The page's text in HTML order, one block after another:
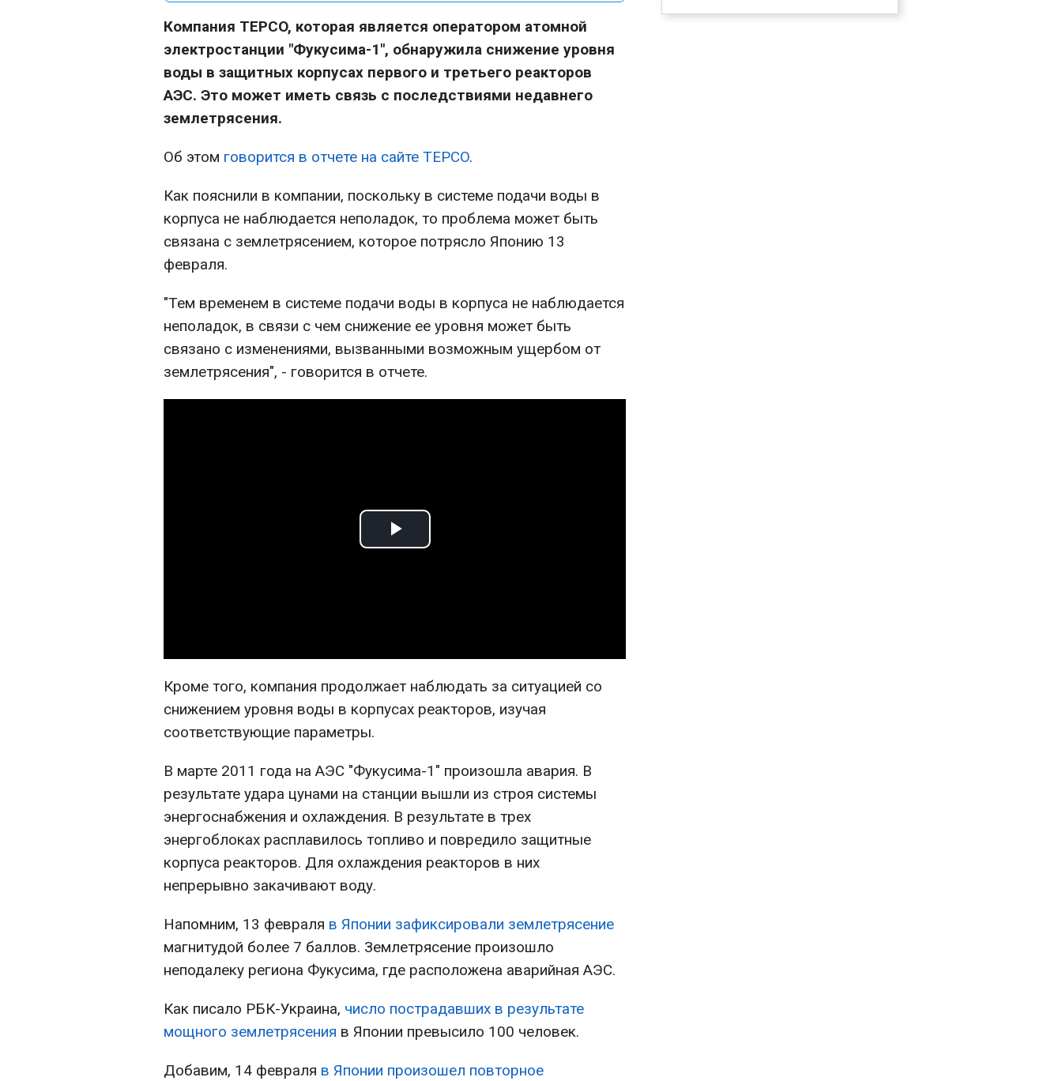
Компания TEPCO, которая является оператором атомной
электростанции "Фукусима-1", обнаружила снижение уровня
воды в защитных корпусах первого и третьего реакторов
АЭС. Это может иметь связь с последствиями недавнего
землетрясения.
Об этом говорится в отчете на сайте TEPCO.
Как пояснили в компании, поскольку в системе подачи воды в
корпуса не наблюдается неполадок, то проблема может быть
связана с землетрясением, которое потрясло Японию 13
февраля.
"Тем временем в системе подачи воды в корпуса не наблюдается
неполадок, в связи с чем снижение ее уровня может быть
связано с изменениями, вызванными возможным ущербом от
землетрясения", - говорится в отчете.
Play
Кроме того, компания продолжает наблюдать за ситуацией со
снижением уровня воды в корпусах реакторов, изучая
соответствующие параметры.
В марте 2011 года на АЭС "Фукусима-1" произошла авария. В
результате удара цунами на станции вышли из строя системы
энергоснабжения и охлаждения. В результате в трех
энергоблоках расплавилось топливо и повредило защитные
корпуса реакторов. Для охлаждения реакторов в них
непрерывно закачивают воду.
Напомним, 13 февраля в Японии зафиксировали землетрясение
магнитудой более 7 баллов. Землетрясение произошло
неподалеку региона Фукусима, где расположена аварийная АЭС.
Как писало РБК-Украина, число пострадавших в результате
мощного землетрясения в Японии превысило 100 человек.
Добавим, 14 февраля в Японии произошел повторное